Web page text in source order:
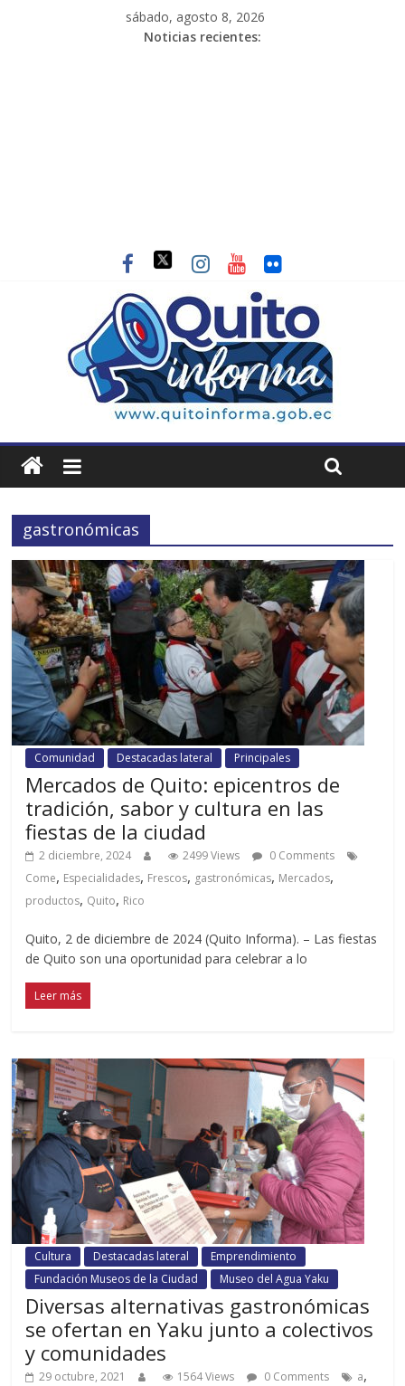
sábado, agosto 8, 2026
Noticias recientes:
gastronómicas
Comunidad Destacadas lateral Principales
Mercados de Quito: epicentros de
tradición, sabor y cultura en las
fiestas de la ciudad
2 diciembre, 2024 2499 Views
0 Comments
Come, Especialidades, Frescos, gastronómicas, Mercados,
productos, Quito, Rico
Quito, 2 de diciembre de 2024 (Quito Informa). – Las fiestas
de Quito son una oportunidad para celebrar a lo
Leer más
Cultura Destacadas lateral
Emprendimiento
Fundación Museos de la Ciudad
Museo del Agua Yaku
Diversas alternativas gastronómicas
se ofertan en Yaku junto a colectivos
y comunidades
29 octubre, 2021 1564 Views 0 Comments a,